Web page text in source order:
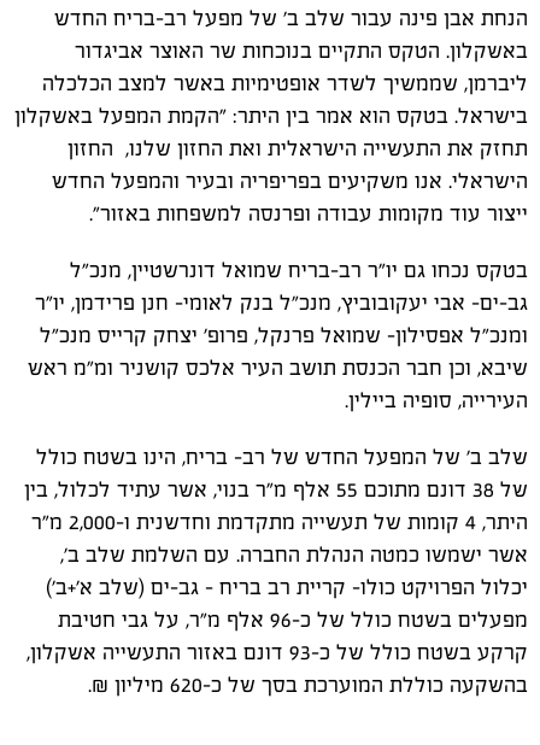
הנחת אבן פינה עבור שלב ב' של מפעל רב-בריח החדש
באשקלון. הטקס התקיים בנוכחות שר האוצר אביגדור
ליברמן, שממשיך לשדר אופטימיות באשר למצב הכלכלה
בישראל. בטקס הוא אמר בין היתר: "הקמת המפעל באשקלון
תחזק את התעשייה הישראלית ואת החזון שלנו, החזון
הישראלי. אנו משקיעים בפריפריה ובעיר והמפעל החדש
ייצור עוד מקומות עבודה ופרנסה למשפחות באזור".
בטקס נכחו גם יו"ר רב-בריח שמואל דונרשטיין, מנכ"ל
גב-ים- אבי יעקובוביץ, מנכ"ל בנק לאומי- חנן פרידמן, יו"ר
ומנכ"ל אפסילון- שמואל פרנקל, פרופ' יצחק קרייס מנכ"ל
שיבא, וכן חבר הכנסת תושב העיר אלכס קושניר ומ"מ ראש
העירייה, סופיה ביילין.
שלב ב' של המפעל החדש של רב- בריח, הינו בשטח כולל
של 38 דונם מתוכם 55 אלף מ"ר בנוי, אשר עתיד לכלול, בין
היתר, 4 קומות של תעשייה מתקדמת וחדשנית ו-2,000 מ"ר
אשר ישמשו כמטה הנהלת החברה. עם השלמת שלב ב',
יכלול הפרויקט כולו- קריית רב בריח - גב-ים (שלב א'+ב')
מפעלים בשטח כולל של כ-96 אלף מ"ר, על גבי חטיבת
קרקע בשטח כולל של כ-93 דונם באזור התעשייה אשקלון,
בהשקעה כוללת המוערכת בסך של כ-620 מיליון ₪.